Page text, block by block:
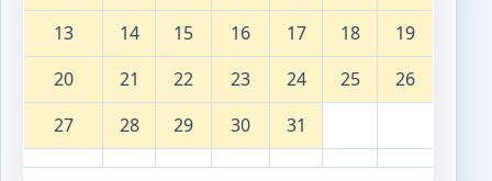
13
14 15 16 17 18
19
20
21 22 23 24 25
26
27
28 29 30 31